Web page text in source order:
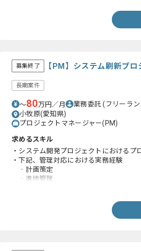
募集終了 【PM】システム刷新プ
長期案件
〜80万円／月 業務委託(フリーラン
小牧原(愛知県)
プロジェクトマネージャー(PM)
求めるスキル
・システム開発プロジェクトにおける
・下記、管理対応における実務経験
‐計画策定
‐進捗管理